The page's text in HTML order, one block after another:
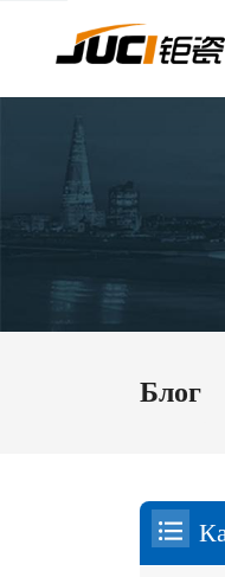
Блог